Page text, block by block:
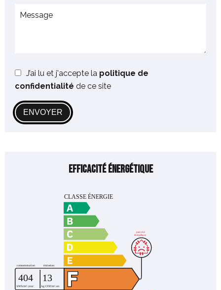
J’ai lu et j'accepte la politique de
confidentialité de ce site
ENVOYER
Efficacité énergétique